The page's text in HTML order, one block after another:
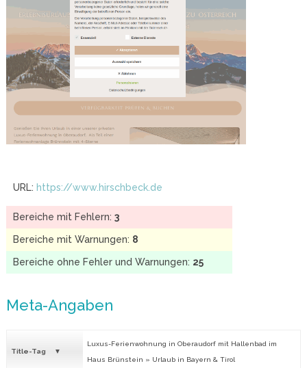
URL: https://www.hirschbeck.de
Bereiche mit Fehlern: 3
Bereiche mit Warnungen: 8
Bereiche ohne Fehler und Warnungen: 25
Meta-Angaben
Title-Tag
Luxus-Ferienwohnung in Oberaudorf mit Hallenbad im
Haus Brünstein » Urlaub in Bayern & Tirol